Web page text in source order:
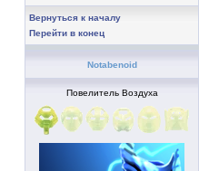
Вернуться к началу
Перейти в конец
Notabenoid
Повелитель Воздуха